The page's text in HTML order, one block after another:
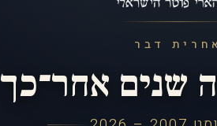
דבר
שנים אחר־כך